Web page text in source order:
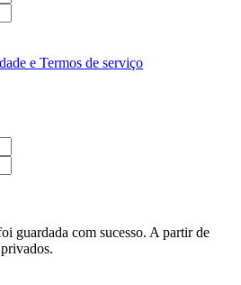
e Termos de serviço
guardada com sucesso. A partir de